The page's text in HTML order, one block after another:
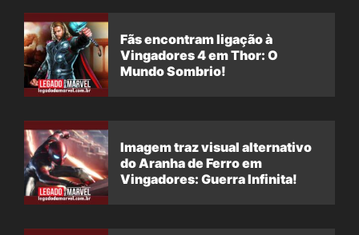
Fãs encontram ligação à
Vingadores 4 em Thor: O
Mundo Sombrio!
Imagem traz visual alternativo
do Aranha de Ferro em
Vingadores: Guerra Infinita!